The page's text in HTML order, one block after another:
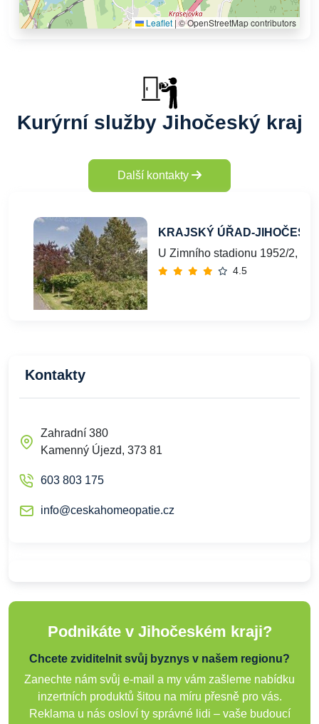
Leaflet |© OpenStreetMap contributors
Kurýrní služby Jihočeský kraj
Další kontakty
KRAJSKÝ ÚŘAD-
U Zimního stadionu 1952/2,
4.5
Kontakty
Zahradní 380
Kamenný Újezd, 373 81
603 803 175
info@ceskahomeopatie.cz
Podnikáte v Jihočeském kraji?
Chcete zviditelnit svůj byznys v našem regionu?
Zanechte nám svůj e-mail a my vám zašleme nabídku
inzertních produktů šitou na míru přesně pro vás.
Reklama u nás osloví ty správné lidi – vaše budoucí